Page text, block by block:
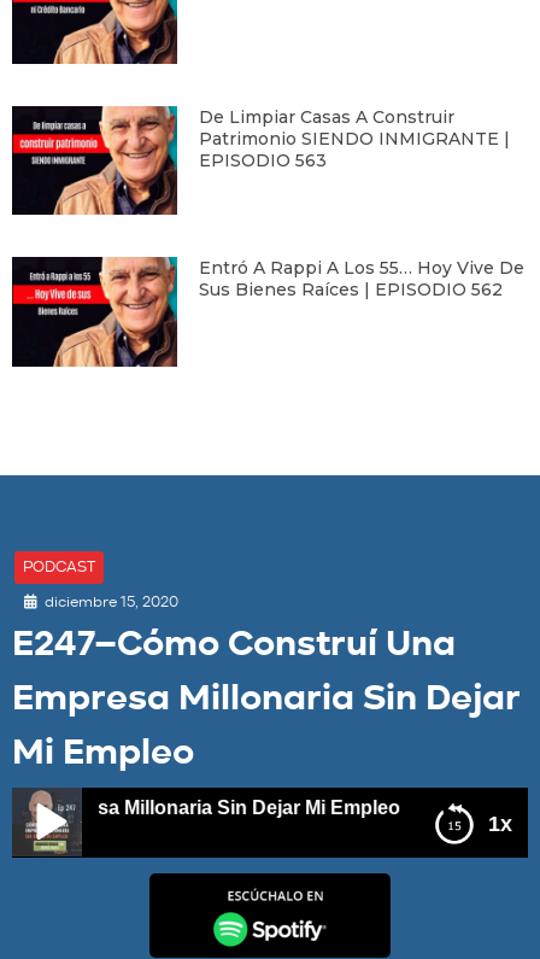
De Limpiar Casas A Construir
Patrimonio SIENDO INMIGRANTE |
EPISODIO 563
Entró A Rappi A Los 55… Hoy Vive De
Sus Bienes Raíces | EPISODIO 562
PODCAST
diciembre 15, 2020
E247–Cómo Construí Una
Empresa Millonaria Sin Dejar
Mi Empleo
1x
Millonaria Sin Dejar Mi Empleo
E247–Cómo Construí Una Empresa Millonaria Sin Dejar